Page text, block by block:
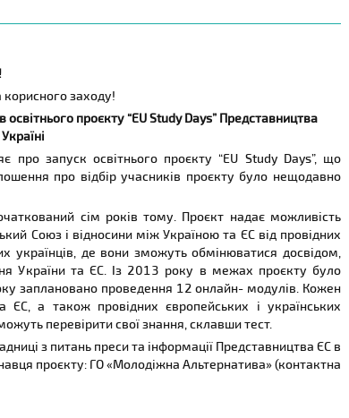
заходу!
проєкту “EU Study Days” Представництва
про запуск освітнього проєкту “EU Study Days”, що
про відбір учасників проєкту було нещодавно
сім років тому. Проєкт надає можливість
Союз і відносини між Україною та ЄС від провідних
українців, де вони зможуть обмінюватися досвідом,
України та ЄС. Із 2013 року в межах проєкту було
заплановано проведення 12 онлайн- модулів. Кожен
ЄС, а також провідних європейських і українських
перевірити свої знання, склавши тест.
з питань преси та інформації Представництва ЄС в
проєкту: ГО «Молодіжна Альтернатива» (контактна